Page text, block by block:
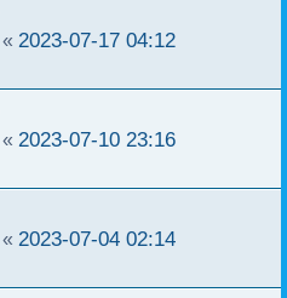
« 2023-07-17 04:12
« 2023-07-10 23:16
« 2023-07-04 02:14